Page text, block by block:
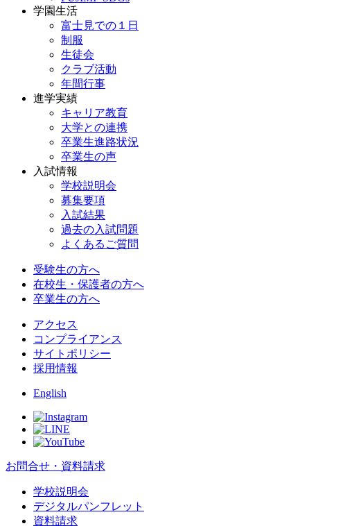
学園生活
富士見での１日
制服
生徒会
クラブ活動
年間行事
進学実績
キャリア教育
大学との連携
卒業生進路状況
卒業生の声
入試情報
学校説明会
募集要項
入試結果
過去の入試問題
よくあるご質問
受験生の方へ
在校生・保護者の方へ
卒業生の方へ
アクセス
コンプライアンス
サイトポリシー
採用情報
English
お問合せ・資料請求
学校説明会
デジタルパンフレット
資料請求